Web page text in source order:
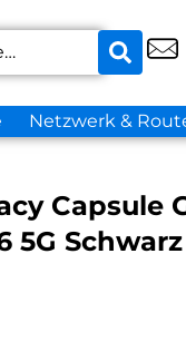
Netzwerk &
Capsule
5G Schwarz